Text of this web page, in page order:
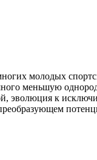
молодых
меньшую
к